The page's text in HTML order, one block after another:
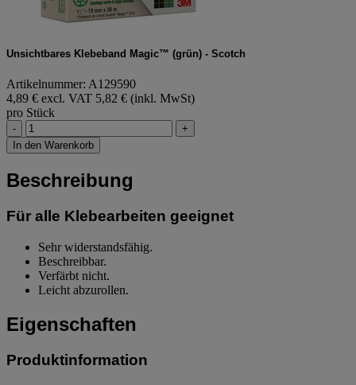
Unsichtbares Klebeband Magic™ (grün) - Scotch
Artikelnummer: A129590
4,89 € excl. VAT 5,82 € (inkl. MwSt)
pro Stück
-
+
In den Warenkorb
Beschreibung
Für alle Klebearbeiten geeignet
Sehr widerstandsfähig.
Beschreibbar.
Verfärbt nicht.
Leicht abzurollen.
Eigenschaften
Produktinformation